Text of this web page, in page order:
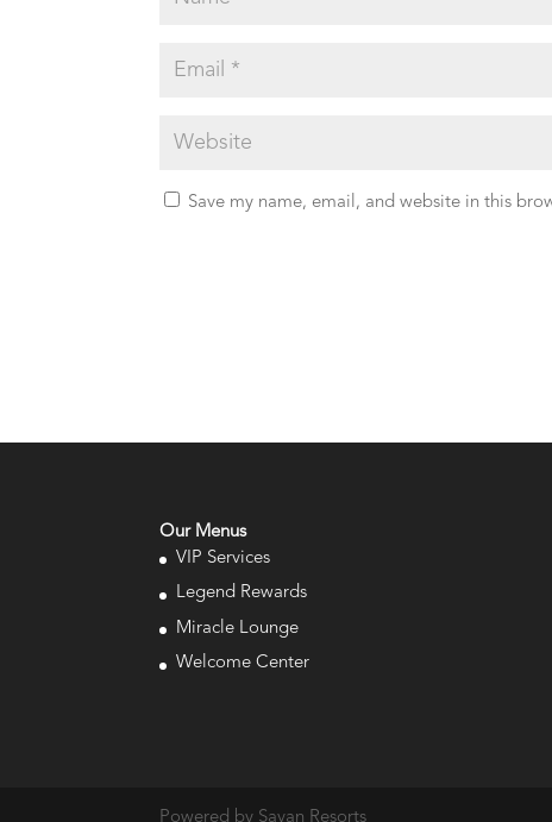
Save my name, email, and website in this
Our Menus
VIP Services
Legend Rewards
Miracle Lounge
Welcome Center
Powered by Savan Resorts